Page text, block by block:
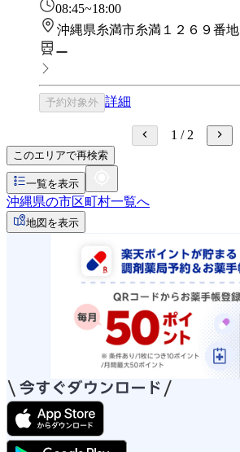
08:45~18:00
沖縄県糸満市糸満１２６９番地
ー
予約対象外 詳細
1 / 2
このエリアで再検索
一覧を表示
沖縄県の市区町村一覧へ
地図を表示